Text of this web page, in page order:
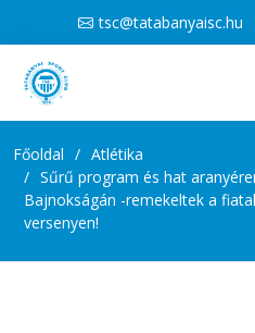
tsc@tatabanyaisc.hu
Főoldal
Atlétika
Sűrű program és hat
Bajnokságán -remekeltek a
versenyen!